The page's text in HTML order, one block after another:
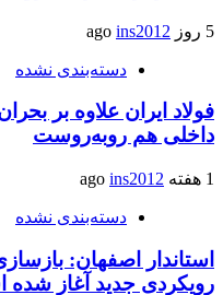
5 روز ago ins2012
دسته‌بندی نشده
فولاد ایران علاوه بر
داخلی هم روبه‌روست
1 هفته ago ins2012
دسته‌بندی نشده
استاندار اصفهان:
رویکردی جدید آغاز